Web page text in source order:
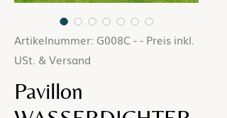
Artikelnummer: G008C - - Preis inkl.
USt. & Versand
Pavillon